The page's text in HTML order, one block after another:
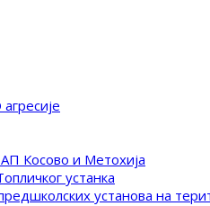
Косово и Метохија
устанка
установа на